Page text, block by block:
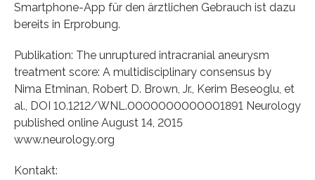
Smartphone-App für den ärztlichen Gebrauch ist dazu
bereits in Erprobung.
Publikation: The unruptured intracranial aneurysm
treatment score: A multidisciplinary consensus by
Nima Etminan, Robert D. Brown, Jr., Kerim Beseoglu, et
al., DOI 10.1212/WNL.0000000000001891 Neurology
published online August 14, 2015
www.neurology.org
Kontakt: